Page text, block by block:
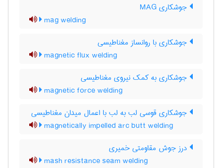
جوشکاری MAG
mag welding
جوشکاری با روانساز مغناطیسی
magnetic flux welding
جوشکاری به کمک نیروی مغناطیسی
magnetic force welding
جوشکاری قوسی لب به لب با اعمال میدان مغناطیسی
magnetically impelled arc butt welding
درز جوش مقاومتی خمیری
mash resistance seam welding